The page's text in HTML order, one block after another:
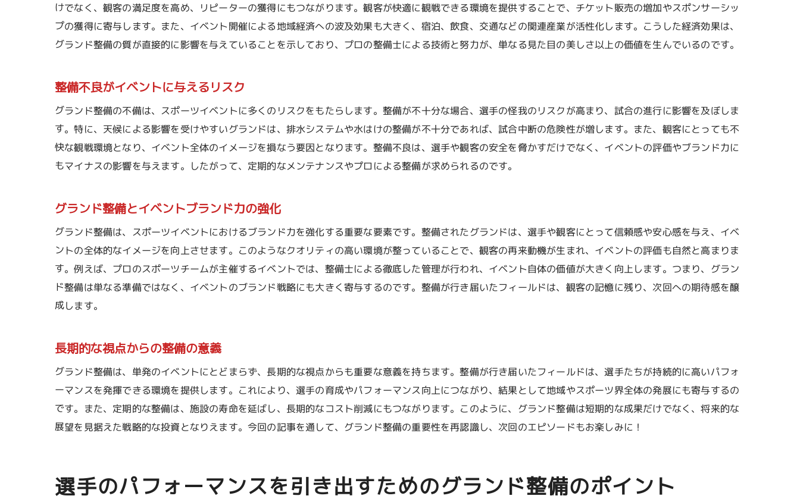
AIを活用した土壌データ分析
センサー技術で実現する精密な管理
環境に優しい整備テクノロジー
グランド整備でイベントの魅力を最大限に引き出す
イベントテーマに合わせた整備アプローチ
整備による環境教育の推進
適切なグランド整備が選手に与える影響とは
選手のパフォーマンス向上に寄与する要因
長期間の整備が選手に与える影響
選手の怪我予防における整備の重要性
成功するイベントには欠かせないグランド整備の秘密
整備計画の立案とその重要性
整備におけるチームワークの重要性
けでなく、観客の満足度を高め、リピーターの獲得にもつながります。観客が快適に観戦できる環境を提供することで、チケット販売の増加やスポンサーシッ
プの獲得に寄与します。また、イベント開催による地域経済への波及効果も大きく、宿泊、飲食、交通などの関連産業が活性化します。こうした経済効果は、
グランド整備の質が直接的に影響を与えていることを示しており、プロの整備士による技術と努力が、単なる見た目の美しさ以上の価値を生んでいるのです。
整備不良がイベントに与えるリスク
グランド整備の不備は、スポーツイベントに多くのリスクをもたらします。整備が不十分な場合、選手の怪我のリスクが高まり、試合の進行に影響を及ぼしま
す。特に、天候による影響を受けやすいグランドは、排水システムや水はけの整備が不十分であれば、試合中断の危険性が増します。また、観客にとっても不
快な観戦環境となり、イベント全体のイメージを損なう要因となります。整備不良は、選手や観客の安全を脅かすだけでなく、イベントの評価やブランド力に
もマイナスの影響を与えます。したがって、定期的なメンテナンスやプロによる整備が求められるのです。
グランド整備とイベントブランド力の強化
グランド整備は、スポーツイベントにおけるブランド力を強化する重要な要素です。整備されたグランドは、選手や観客にとって信頼感や安心感を与え、イベ
ントの全体的なイメージを向上させます。このようなクオリティの高い環境が整っていることで、観客の再来動機が生まれ、イベントの評価も自然と高まりま
す。例えば、プロのスポーツチームが主催するイベントでは、整備士による徹底した管理が行われ、イベント自体の価値が大きく向上します。つまり、グラン
ド整備は単なる準備ではなく、イベントのブランド戦略にも大きく寄与するのです。整備が行き届いたフィールドは、観客の記憶に残り、次回への期待感を醸
成します。
長期的な視点からの整備の意義
グランド整備は、単発のイベントにとどまらず、長期的な視点からも重要な意義を持ちます。整備が行き届いたフィールドは、選手たちが持続的に高いパフォ
ーマンスを発揮できる環境を提供します。これにより、選手の育成やパフォーマンス向上につながり、結果として地域やスポーツ界全体の発展にも寄与するの
です。また、定期的な整備は、施設の寿命を延ばし、長期的なコスト削減にもつながります。このように、グランド整備は短期的な成果だけでなく、将来的な
展望を見据えた戦略的な投資となりえます。今回の記事を通して、グランド整備の重要性を再認識し、次回のエピソードもお楽しみに！
選手のパフォーマンスを引き出すためのグランド整備のポイント